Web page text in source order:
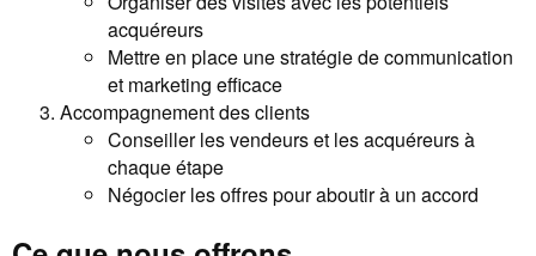
acquéreurs
Mettre en place une stratégie de communication
et marketing efficace
Accompagnement des clients
Conseiller les vendeurs et les acquéreurs à
chaque étape
Négocier les offres pour aboutir à un accord